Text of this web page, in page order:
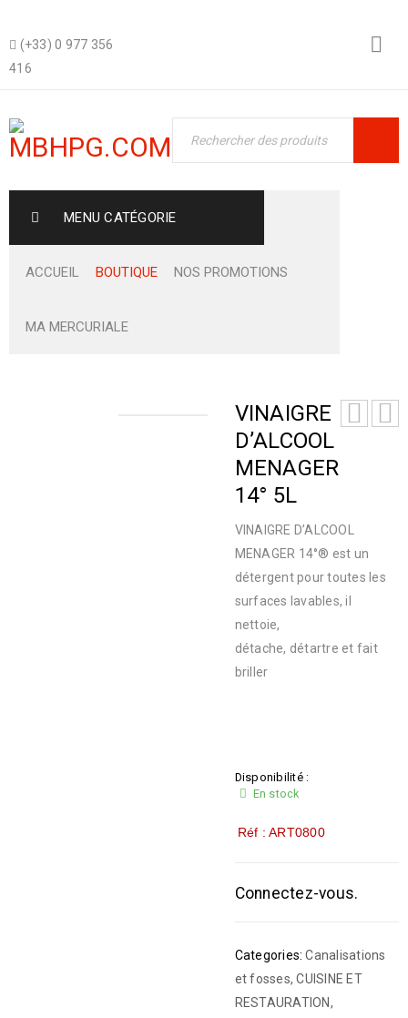
(+33) 0 977 356
416
MENU CATÉGORIE
ACCUEIL BOUTIQUE NOS PROMOTIONS
MA MERCURIALE
VINAIGRE
D’ALCOOL
MENAGER
14° 5L
VINAIGRE D’ALCOOL
MENAGER 14°® est un
détergent pour toutes les
surfaces lavables, il
nettoie,
détache, détartre et fait
briller
Disponibilité :
En stock
Réf : ART0800
Connectez-vous.
Categories: Canalisations
et fosses,CUISINE ET
RESTAURATION,